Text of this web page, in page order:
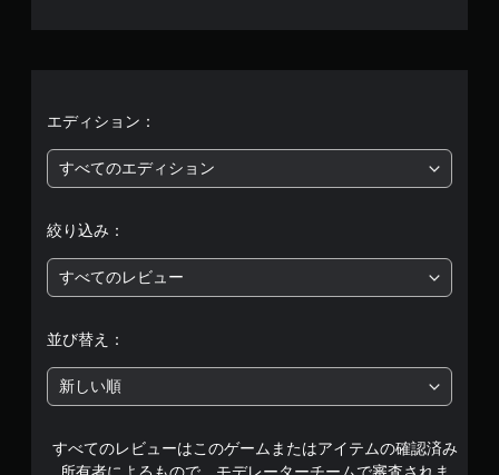
評
は
5
階
中
の
エディション：
すべてのエディション
絞り込み：
すべてのレビュー
並び替え：
新しい順
すべてのレビューはこのゲームまたはアイテムの確認済み